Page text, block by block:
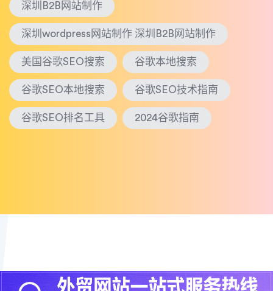
深圳B2B网站制作
深圳wordpress网站制作 深圳B2B网站制作
美国谷歌SEO搜索 谷歌本地搜索
谷歌SEO本地搜索 谷歌SEO技术指南
谷歌SEO排名工具 2024谷歌指南